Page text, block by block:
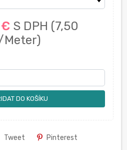
€ S DPH (7,50
DO KOŠÍKU
Tweet Pinterest